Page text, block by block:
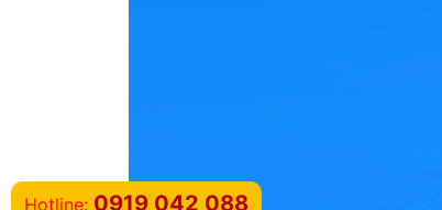
Hotline: 0919 042 088